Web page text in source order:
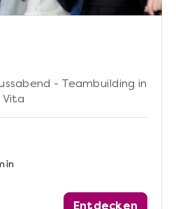
- Teambuilding in
Entdecken